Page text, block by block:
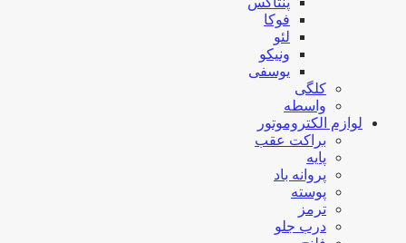
فوکا
لئو
ونیکو
یوسفی
کلگی
واسطه
لوازم الکتروموتور
براکت عقب
پایه
پروانه باد
پوسته
ترمز
درب جلو